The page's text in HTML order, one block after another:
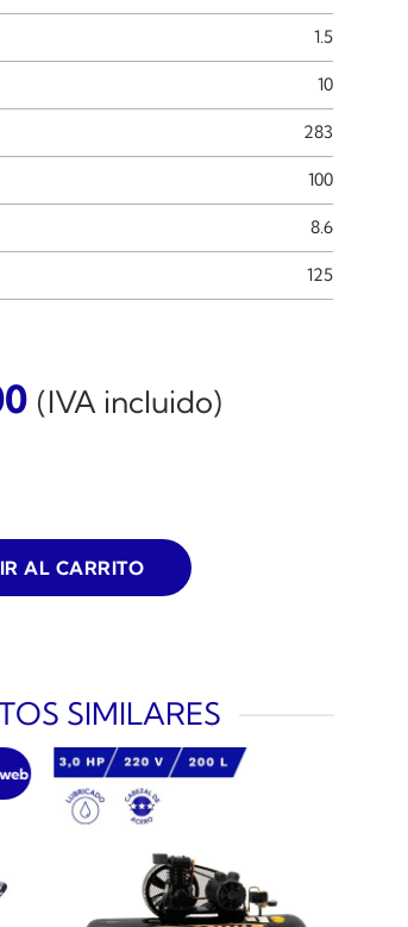
1.5
10
283
100
8.6
125
(IVA incluido)
SCHULZ CSL-10 PRATIC 2HP 100L 8.6BAR
AL CARRITO
SIMILARES